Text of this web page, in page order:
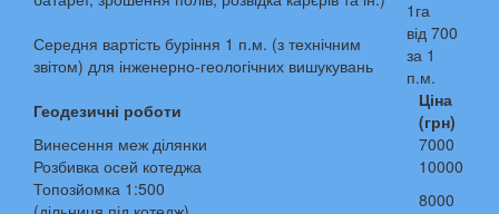
1га
Середня вартість буріння 1 п.м. (з технічним
звітом) для інженерно-геологічних вишукувань
від 700
за 1
п.м.
Геодезичні роботи
Ціна
(грн)
Винесення меж ділянки
7000
Розбивка осей котеджа
10000
Топозйомка 1:500
8000